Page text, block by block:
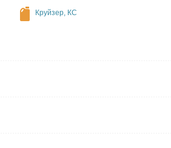
Круйзер, КС